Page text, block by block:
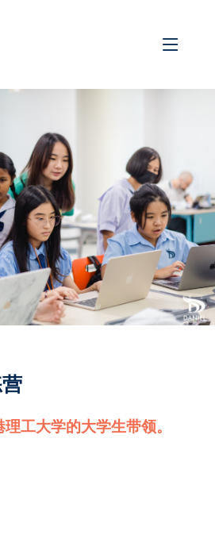
工大学的大学生带领。